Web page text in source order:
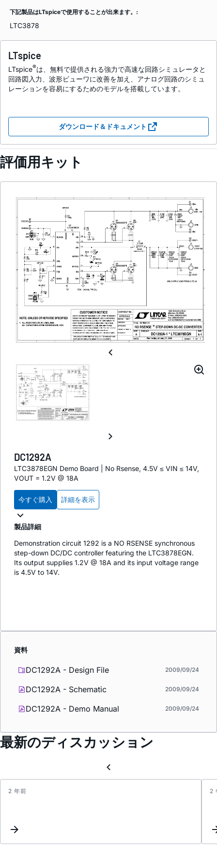
下記製品はLTspiceで使用することが出来ます。:
LTC3878
LTspice
LTspice®は、無料で提供される強力で高速な回路シミュレータと
回路図入力、波形ビューワに改善を加え、アナログ回路のシミュ
レーションを容易にするためのモデルを搭載しています。
ダウンロード＆ドキュメント
評価用キット
DC1292A
LTC3878EGN Demo Board | No Rsense, 4.5V ≤ VIN ≤ 14V,
VOUT = 1.2V @ 18A
今すぐ購入 詳細を表示
製品詳細
Demonstration circuit 1292 is a NO RSENSE synchronous
step-down DC/DC controller featuring the LTC3878EGN.
Its output supplies 1.2V @ 18A and its input voltage range
is 4.5V to 14V.
資料
DC1292A - Design File 2009/09/24
DC1292A - Schematic 2009/09/24
DC1292A - Demo Manual 2009/09/24
最新のディスカッション
2 年前 2